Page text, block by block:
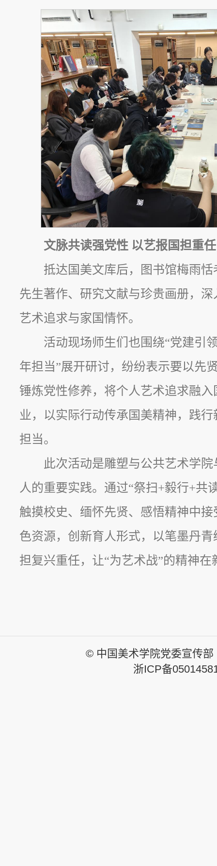
文脉共读强党性 以艺报国担重任
抵达国美文库后，图书馆梅雨
先生著作、研究文献与珍贵画册，
艺术追求与家国情怀。
活动现场师生们也围绕“党建引
年担当”展开研讨，纷纷表示要以先
锤炼党性修养，将个人艺术追求融
业，以实际行动传承国美精神，践
担当。
此次活动是雕塑与公共艺术学
人的重要实践。通过“祭扫+毅行+共
触摸校史、缅怀先贤、感悟精神中
色资源，创新育人形式，以笔墨丹
担复兴重任，让“为艺术战”的精神
© 中国美术学院党委宣传
浙ICP备